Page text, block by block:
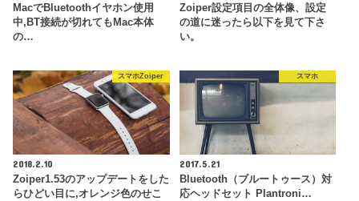
MacでBluetoothイヤホン使用
中,BT接続が切れてもMac本体
の…
Zoiper設定項目の全体像、設定
の道に迷ったら以下を見て下さ
い。
スマホZoiper
2018.2.10
Zoiper1.53のアップデートをした
らひどい目に,オレンジ色のせこ
スマホ
2017.5.21
Bluetooth（ブルートゥース）対
応ヘッドセット Plantroni…